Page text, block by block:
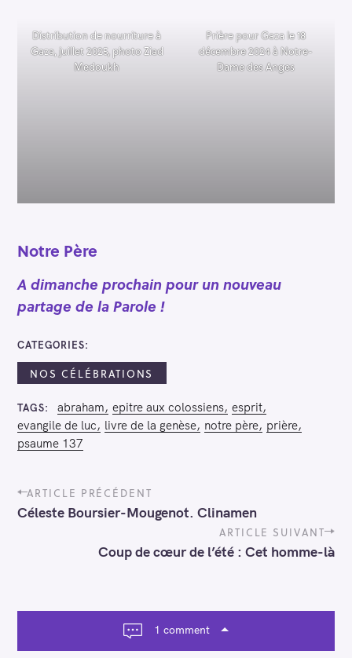
Distribution de nourriture à
Gaza, juillet 2025, photo Ziad
Medoukh
Prière pour Gaza le 18
décembre 2024 à Notre-
Dame des Anges
Notre Père
A dimanche prochain pour un nouveau
partage de la Parole !
CATEGORIES
NOS CÉLÉBRATIONS
TAGS abraham epitre aux colossiens esprit
evangile de luc
livre de la genèse notre père prière
psaume 137
P
o
s
g
t
ARTICLE PRÉCÉDENT
Céleste Boursier-Mougenot. Clinamen
ARTICLE SUIVANT
Coup de cœur de l’été : Cet homme-là
1 comment
R
c
h
e
r
h
e
r